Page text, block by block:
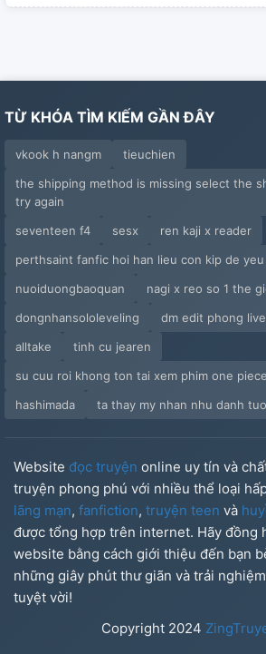
TỪ KHÓA TÌM KIẾM GẦN ĐÂY
vkook h nangm
tieuchien
the shipping method is missing select the
try again
seventeen f4
sesx
ren kaji x reader
perthsaint fanfic hoi han lieu con kip de
nuoiduongbaoquan
nagi x reo so 1 the
dongnhansololeveling
dm edit phong
alltake
tinh cu jearen
su cuu roi khong ton tai xem phim one piece
hashimada
ta thay my nhan nhu danh
Website đọc truyện online uy tín và
truyện phong phú với nhiều thể loại
lãng mạn, fanfiction, truyện teen và
được tổng hợp trên internet. Hãy đồng
website bằng cách giới thiệu đến bạn
những giây phút thư giãn và trải
tuyệt vời!
Copyright 2024